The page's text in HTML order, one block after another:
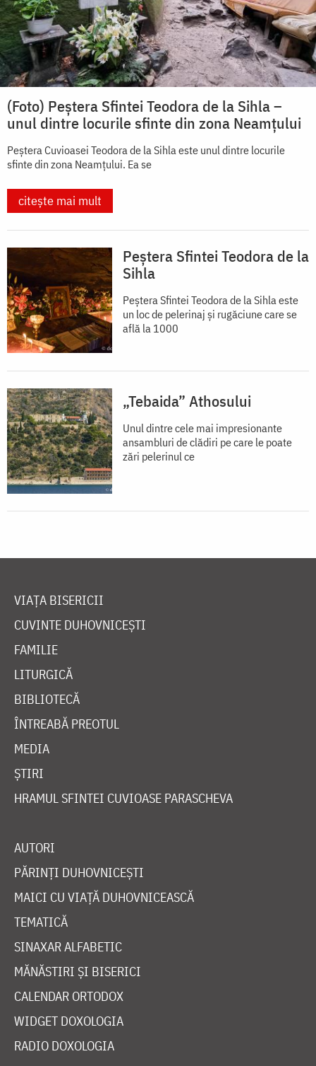
(Foto) Peștera Sfintei Teodora de la Sihla –
unul dintre locurile sfinte din zona Neamțului
Peștera Cuvioasei Teodora de la Sihla este unul dintre locurile
sfinte din zona Neamțului. Ea se
citește mai mult
Peștera Sfintei Teodora de la
Sihla
Peștera Sfintei Teodora de la Sihla este
un loc de pelerinaj și rugăciune care se
află la 1000
„Tebaida” Athosului
Unul dintre cele mai impresionante
ansambluri de clădiri pe care le poate
zări pelerinul ce
VIAȚA BISERICII
CUVINTE DUHOVNICEȘTI
FAMILIE
LITURGICĂ
BIBLIOTECĂ
ÎNTREABĂ PREOTUL
MEDIA
ȘTIRI
HRAMUL SFINTEI CUVIOASE PARASCHEVA
AUTORI
PĂRINȚI DUHOVNICEȘTI
MAICI CU VIAȚĂ DUHOVNICEASCĂ
TEMATICĂ
SINAXAR ALFABETIC
MĂNĂSTIRI ȘI BISERICI
CALENDAR ORTODOX
WIDGET DOXOLOGIA
RADIO DOXOLOGIA